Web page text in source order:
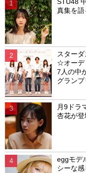
真集を語
スター
☆オーデ
7人の中
グランプ
月9ドラ
杏花が登
eggモデ
シーな